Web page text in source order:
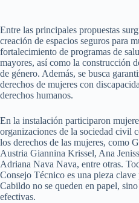
Entre las principales propuestas
creación de espacios seguros para
fortalecimiento de programas de
mayores, así como la construcción
de género. Además, se busca
derechos de mujeres con
derechos humanos.
En la instalación participaron
organizaciones de la sociedad civil
los derechos de las mujeres, como
Austria Giannina Krissel, Ana
Adriana Nava Nava, entre otras.
Consejo Técnico es una pieza clave
Cabildo no se queden en papel,
efectivas.